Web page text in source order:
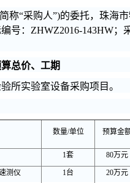
称“采购人”)的委托，珠海
编号：ZHWZ2016-143HW
总价、工期
所实验室设备采购项目。
数量/单位 预算金
1套 80万元
测仪 1台 20万元